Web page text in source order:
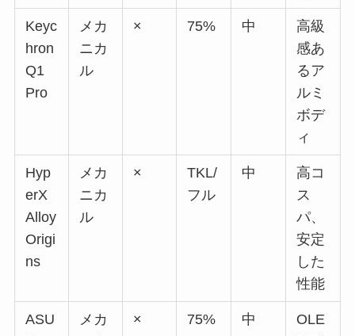
Keyc
hron
Q1
Pro
メカ
ニカ
ル
× 75% 中
高級
感あ
るア
ルミ
ボデ
ィ
Hyp
erX
Alloy
Origi
ns
メカ
ニカ
ル
×
TKL/
フル
中
高コ
ス
パ、
安定
した
性能
ASU
メカ
× 75% 中
OLE